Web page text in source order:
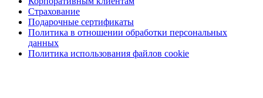
Страхование
Подарочные сертификаты
Политика в отношении обработки персональных
данных
Политика использования файлов cookie